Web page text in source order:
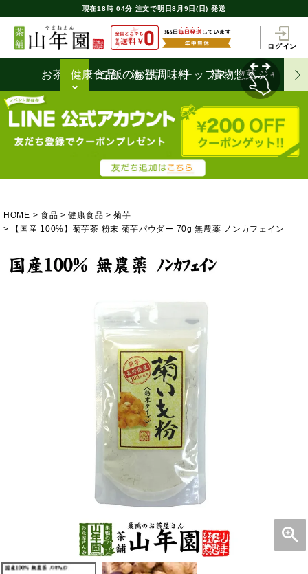
現在18時 04分 注文で明日8月9日(日) 発送
ログイン
お茶うけ健康食品ご飯のお供
海苔調味料チップス
漬物惣菜ジャム
HOME 食品 健康食品
菊芋
【国産 100%】菊芋茶 粉末 菊芋パウダー 70g 無農薬 ノンカフェイン